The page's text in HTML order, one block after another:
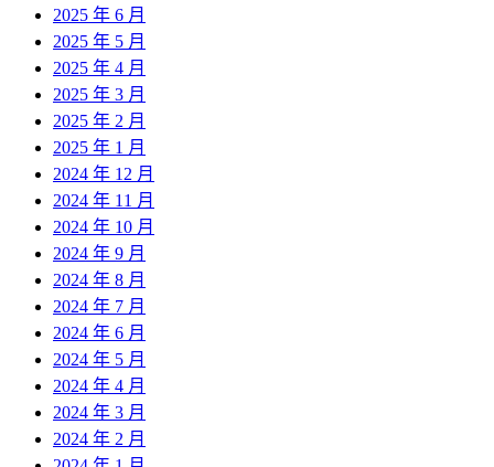
2025 年 6 月
2025 年 5 月
2025 年 4 月
2025 年 3 月
2025 年 2 月
2025 年 1 月
2024 年 12 月
2024 年 11 月
2024 年 10 月
2024 年 9 月
2024 年 8 月
2024 年 7 月
2024 年 6 月
2024 年 5 月
2024 年 4 月
2024 年 3 月
2024 年 2 月